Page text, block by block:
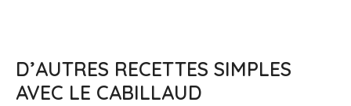
D’AUTRES RECETTES SIMPLES
AVEC LE CABILLAUD